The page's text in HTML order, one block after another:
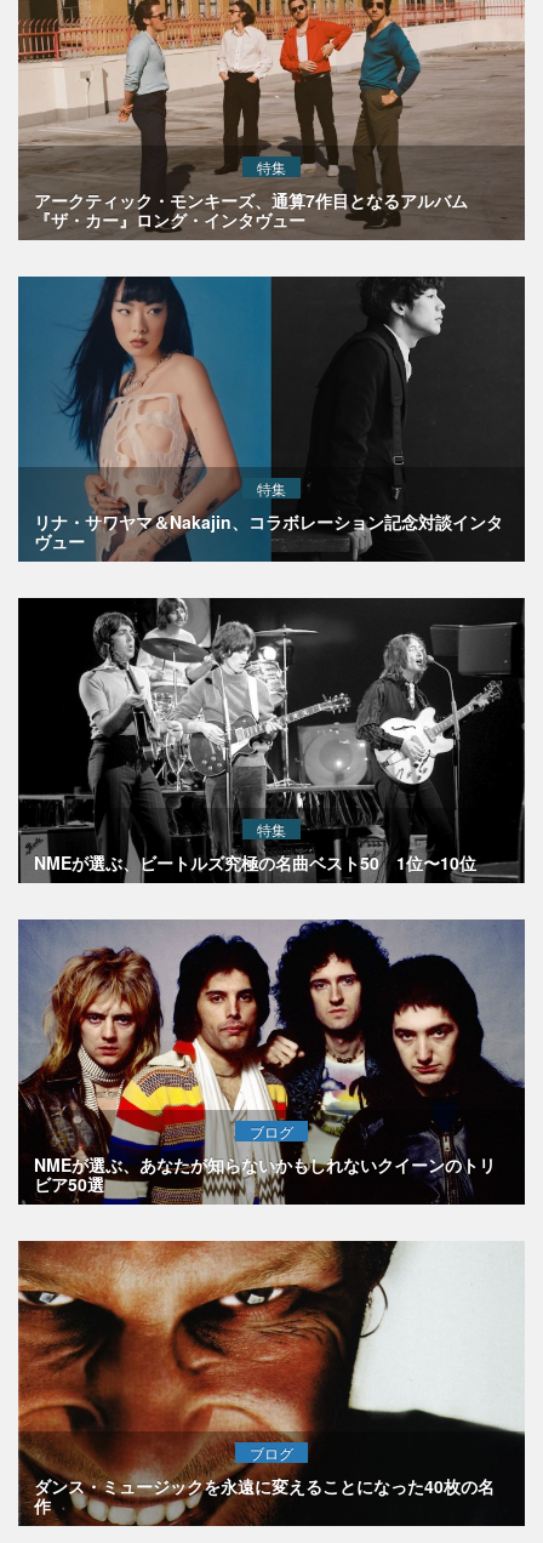
特集
アークティック・モンキーズ、通算7作目となるアルバム
『ザ・カー』ロング・インタヴュー
特集
リナ・サワヤマ＆Nakajin、コラボレーション記念対談インタ
ヴュー
特集
NMEが選ぶ、ビートルズ究極の名曲ベスト50 1位〜10位
ブログ
NMEが選ぶ、あなたが知らないかもしれないクイーンのトリ
ビア50選
ブログ
ダンス・ミュージックを永遠に変えることになった40枚の名
作